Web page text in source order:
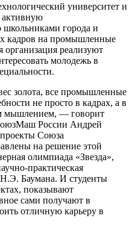
университет и
города и
кадров на промышленные
организация реализуют
молодежь в
золота, все промышленные
не просто в кадрах, а в
мышлением, — говорит
России Андрей
Союза
на решение этой
олимпиада «Звезда»,
практическая
Баумана. И студенты
показывают
сами получают в
отличную карьеру в